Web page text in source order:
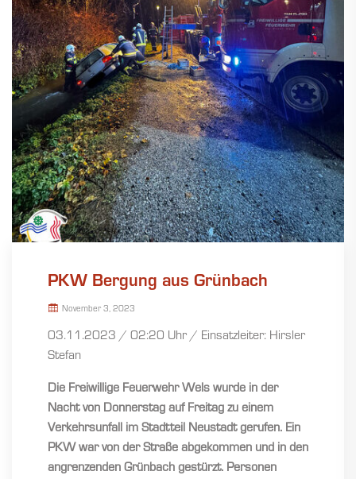
PKW Bergung aus Grünbach
November 3, 2023
03.11.2023 / 02:20 Uhr / Einsatzleiter: Hirsler
Stefan
Die Freiwillige Feuerwehr Wels wurde in der
Nacht von Donnerstag auf Freitag zu einem
Verkehrsunfall im Stadtteil Neustadt gerufen. Ein
PKW war von der Straße abgekommen und in den
angrenzenden Grünbach gestürzt. Personen